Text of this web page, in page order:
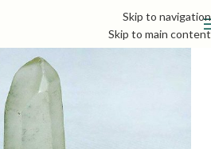
Skip to navigation
Skip to main content